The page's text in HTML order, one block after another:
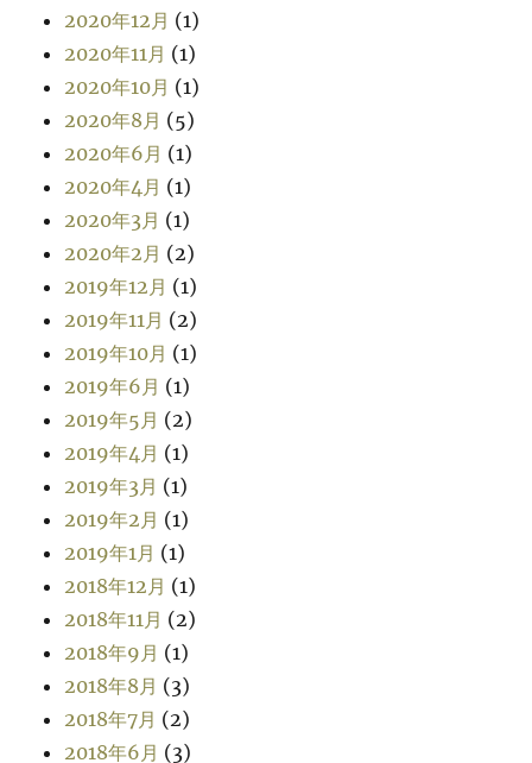
2020年12月 (1)
2020年11月 (1)
2020年10月 (1)
2020年8月 (5)
2020年6月 (1)
2020年4月 (1)
2020年3月 (1)
2020年2月 (2)
2019年12月 (1)
2019年11月 (2)
2019年10月 (1)
2019年6月 (1)
2019年5月 (2)
2019年4月 (1)
2019年3月 (1)
2019年2月 (1)
2019年1月 (1)
2018年12月 (1)
2018年11月 (2)
2018年9月 (1)
2018年8月 (3)
2018年7月 (2)
2018年6月 (3)